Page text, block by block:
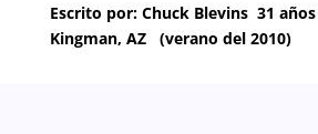
Escrito por: Chuck Blevins 31
Kingman, AZ (verano del 2010)